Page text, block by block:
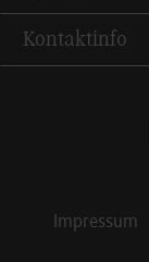
Kontaktinfo
Impressum